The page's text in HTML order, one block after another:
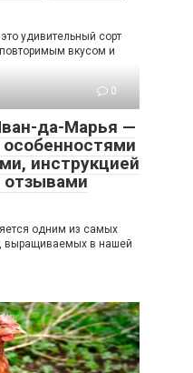
удивительный сорт
вкусом и
0
да-Марья —
инструкцией
одним из самых
выращиваемых в нашей